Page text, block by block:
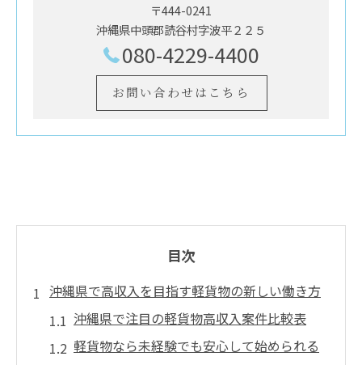
〒444-0241
沖縄県中頭郡読谷村字波平２２５
080-4229-4400
お問い合わせはこちら
目次
沖縄県で高収入を目指す軽貨物の新しい働き方
沖縄県で注目の軽貨物高収入案件比較表
軽貨物なら未経験でも安心して始められる